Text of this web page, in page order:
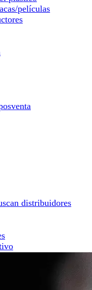
películas
distribuidores